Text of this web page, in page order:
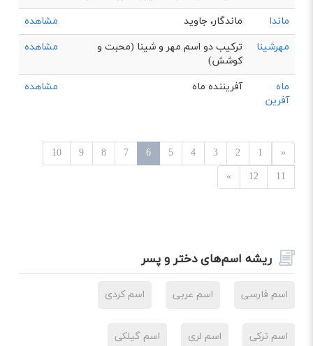
ماندا
ماندگار، جاوید
مشاهده
مهرشینا
ترکیب دو اسم مهر و شینا (محبت و
کوشش)
مشاهده
ماه
آفرین
آفریننده ماه مشاهده
«
1
2
3
4
5
6
7
8
9
10
11
12
»
ریشه اسم‌های دختر و پسر
اسم فارسی اسم عربی اسم کردی
اسم ترکی اسم لری اسم گیلکی